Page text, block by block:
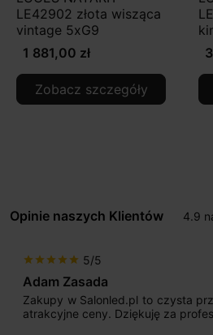
LE42902 złota wisząca
vintage 5xG9
1 881,00 zł
Zobacz szczegóły
Opinie naszych Klientów 4.9
star star star star star 5/5
Adam Zasada
Zakupy w Salonled.pl to czysta
atrakcyjne ceny. Dziękuję za